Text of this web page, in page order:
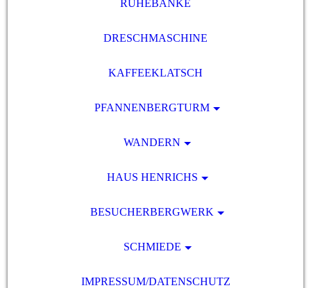
RUHEBÄNKE
DRESCHMASCHINE
KAFFEEKLATSCH
PFANNENBERGTURM
WANDERN
HAUS HENRICHS
BESUCHERBERGWERK
SCHMIEDE
IMPRESSUM/DATENSCHUTZ